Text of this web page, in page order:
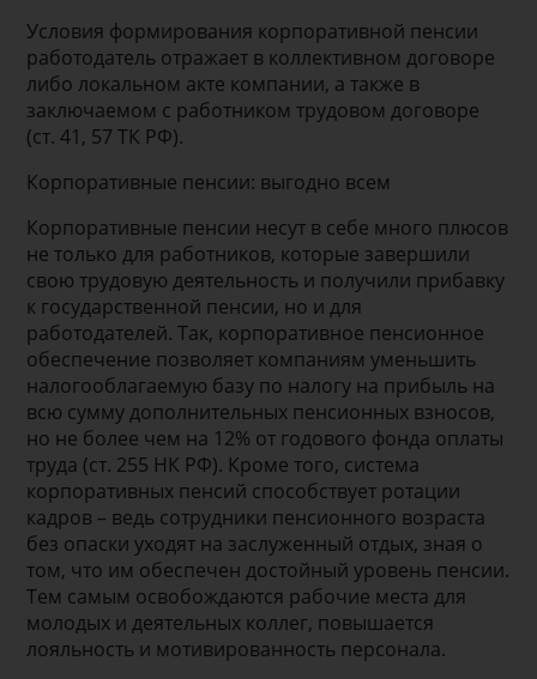
Условия формирования корпоративной пенсии
работодатель отражает в коллективном договоре
либо локальном акте компании, а также в
заключаемом с работником трудовом договоре
(ст. 41, 57 ТК РФ).
Корпоративные пенсии: выгодно всем
Корпоративные пенсии несут в себе много плюсов
не только для работников, которые завершили
свою трудовую деятельность и получили прибавку
к государственной пенсии, но и для
работодателей. Так, корпоративное пенсионное
обеспечение позволяет компаниям уменьшить
налогооблагаемую базу по налогу на прибыль на
всю сумму дополнительных пенсионных взносов,
но не более чем на 12% от годового фонда оплаты
труда (ст. 255 НК РФ). Кроме того, система
корпоративных пенсий способствует ротации
кадров – ведь сотрудники пенсионного возраста
без опаски уходят на заслуженный отдых, зная о
том, что им обеспечен достойный уровень пенсии.
Тем самым освобождаются рабочие места для
молодых и деятельных коллег, повышается
лояльность и мотивированность персонала.